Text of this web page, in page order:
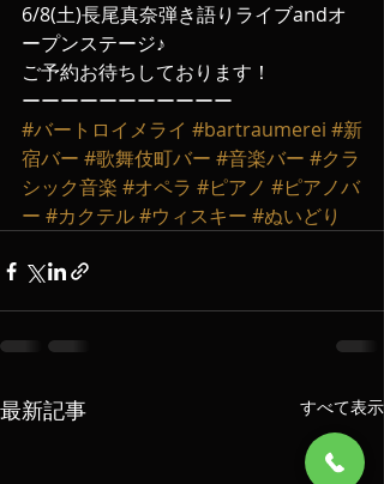
6/8(土)長尾真奈弾き語りライブandオ
ープンステージ♪
ご予約お待ちしております！
ーーーーーーーーーーー
#バートロイメライ #bartraumerei #新
宿バー #歌舞伎町バー #音楽バー #クラ
シック音楽 #オペラ #ピアノ #ピアノバ
ー #カクテル#ウィスキー #ぬいどり
最新記事 すべて表示